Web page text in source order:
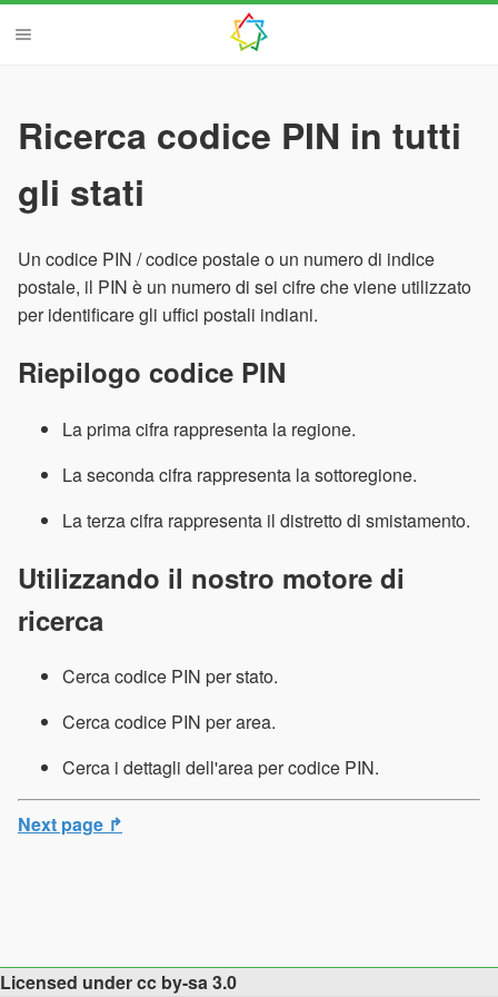
Ricerca codice PIN in tutti
gli stati
Un codice PIN / codice postale o un numero di indice
postale, il PIN è un numero di sei cifre che viene utilizzato
per identificare gli uffici postali indiani.
Riepilogo codice PIN
La prima cifra rappresenta la regione.
La seconda cifra rappresenta la sottoregione.
La terza cifra rappresenta il distretto di smistamento.
Utilizzando il nostro motore di
ricerca
Cerca codice PIN per stato.
Cerca codice PIN per area.
Cerca i dettagli dell'area per codice PIN.
Next page ↱
Licensed under cc by-sa 3.0